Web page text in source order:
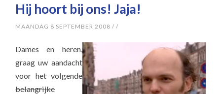
Hij hoort bij ons! Jaja!
MAANDAG 8 SEPTEMBER 2008 //
Dames en heren,
graag uw aandacht
voor het volgende
belangrijke